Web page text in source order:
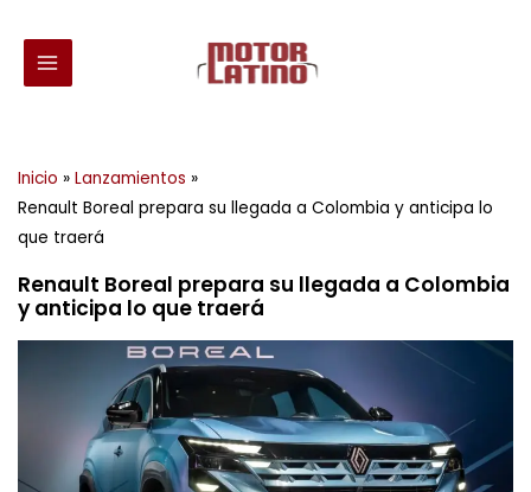
contenido
Inicio
Lanzamientos
Renault Boreal prepara su llegada a Colombia y anticipa lo
que traerá
Renault Boreal prepara su llegada a Colombia
y anticipa lo que traerá